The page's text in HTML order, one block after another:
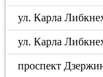
ул. Карла
ул. Карла
проспект